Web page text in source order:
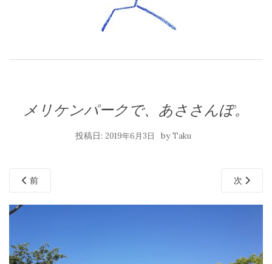
メリケンパークで、あささんぽ。
投稿日: 2019年6月3日 byTaku
前 次